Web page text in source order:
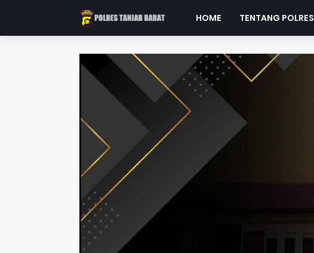
HOME TENTANG POLRES